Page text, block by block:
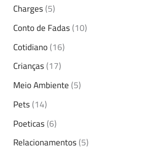
Charges(5)
Conto de Fadas(10)
Cotidiano(16)
Crianças(17)
Meio Ambiente(5)
Pets(14)
Poeticas(6)
Relacionamentos(5)